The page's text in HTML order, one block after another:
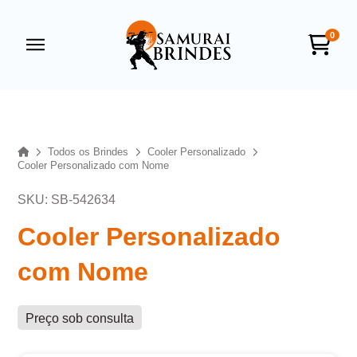
0
HomeTodos os Brindes
Cooler Personalizado
Cooler Personalizado com Nome
SKU: SB-542634
Cooler Personalizado
com Nome
Preço sob consulta